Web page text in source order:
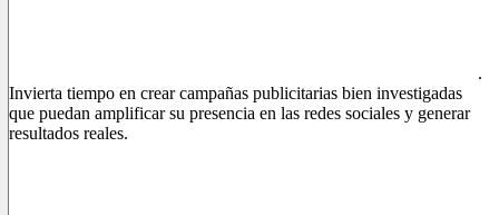
.
Invierta tiempo en crear campañas publicitarias bien investigadas
que puedan amplificar su presencia en las redes sociales y generar
resultados reales.